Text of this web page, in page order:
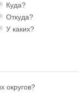
Куда?
Откуда?
У каких?
округов?